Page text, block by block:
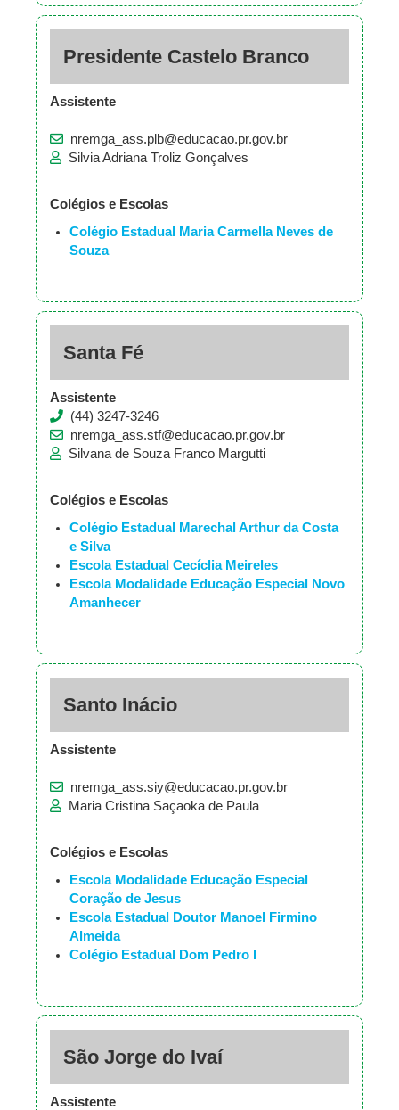
Presidente Castelo Branco
Assistente
nremga_ass.plb@educacao.pr.gov.br
Silvia Adriana Troliz Gonçalves
Colégios e Escolas
Colégio Estadual Maria Carmella Neves de
Souza
Santa Fé
Assistente
(44) 3247-3246
nremga_ass.stf@educacao.pr.gov.br
Silvana de Souza Franco Margutti
Colégios e Escolas
Colégio Estadual Marechal Arthur da Costa
e Silva
Escola Estadual Cecíclia Meireles
Escola Modalidade Educação Especial Novo
Amanhecer
Santo Inácio
Assistente
nremga_ass.siy@educacao.pr.gov.br
Maria Cristina Saçaoka de Paula
Colégios e Escolas
Escola Modalidade Educação Especial
Coração de Jesus
Escola Estadual Doutor Manoel Firmino
Almeida
Colégio Estadual Dom Pedro I
São Jorge do Ivaí
Assistente